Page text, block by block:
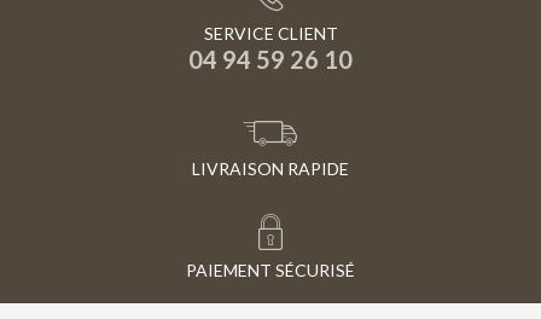
SERVICE CLIENT
04 94 59 26 10
LIVRAISON RAPIDE
PAIEMENT SÉCURISÉ